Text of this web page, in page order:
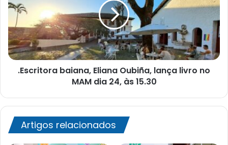
Oubiña,
lança
livro
no
MAM
dia
.Escritora baiana, Eliana Oubiña, lança livro no
MAM dia 24, às 15.30
Artigos relacionados